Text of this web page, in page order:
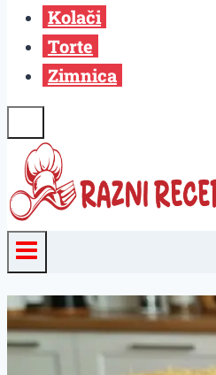
Kolači
Torte
Zimnica